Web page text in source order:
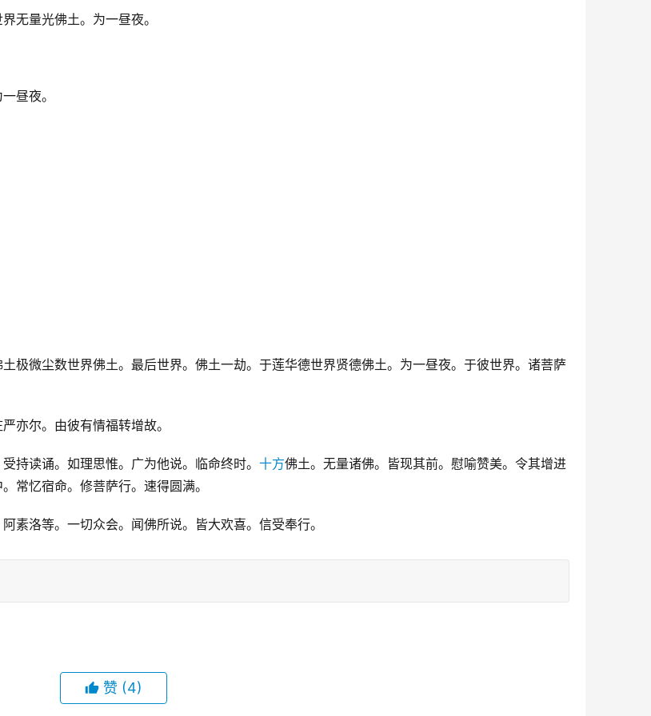
无量光佛土。为一昼夜。
昼夜。
极微尘数世界佛土。最后世界。佛土一劫。于莲华德世界贤德佛土。为一昼夜。于彼世界。诸菩萨
亦尔。由彼有情福转增故。
持读诵。如理思惟。广为他说。临命终时。 十方佛土。无量诸佛。皆现其前。慰喻赞美。令其增进
常忆宿命。修菩萨行。速得圆满。
素洛等。一切众会。闻佛所说。皆大欢喜。信受奉行。
赞 (4)